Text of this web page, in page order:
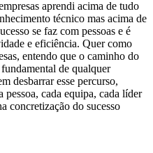
aprendi acima de tudo
técnico mas acima de
se faz com pessoas e é
e eficiência. Quer como
entendo que o caminho do
fundamental de qualquer
desbarrar esse percurso,
cada equipa, cada líder
concretização do sucesso